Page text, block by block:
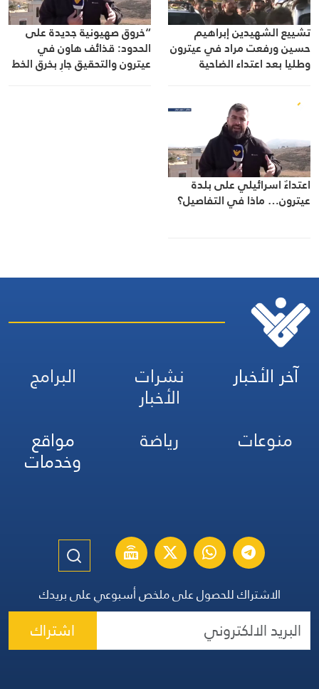
تشييع الشهيدين إبراهيم
حسين ورفعت مراد في عيترون
وطليا بعد اعتداء الضاحية
“خروق صهيونية جديدة على
الحدود: قذائف هاون في
عيترون والتحقيق جارٍ بخرق الخط
اعتداءٌ اسرائيلي على بلدة
عيترون… ماذا في التفاصيل؟
آخر الأخبار نشرات
الأخبار
البرامج
منوعات
رياضة مواقع
وخدمات
الاشتراك للحصول على ملخص أسبوعي على بريدك
اشتراك